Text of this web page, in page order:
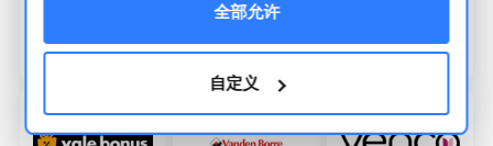
全部允许
自定义